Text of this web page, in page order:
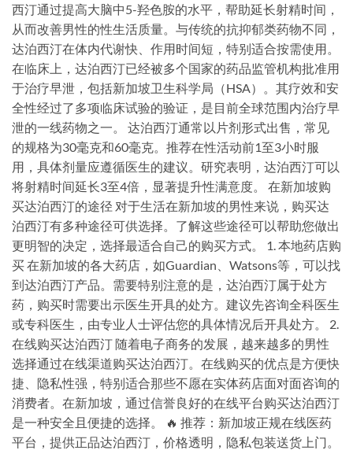
西汀通过提高大脑中5-羟色胺的水平，帮助延长射精时间，
从而改善男性的性生活质量。与传统的抗抑郁类药物不同，
达泊西汀在体内代谢快、作用时间短，特别适合按需使用。
在临床上，达泊西汀已经被多个国家的药品监管机构批准用
于治疗早泄，包括新加坡卫生科学局（HSA）。其疗效和安
全性经过了多项临床试验的验证，是目前全球范围内治疗早
泄的一线药物之一。 达泊西汀通常以片剂形式出售，常见
的规格为30毫克和60毫克。推荐在性活动前1至3小时服
用，具体剂量应遵循医生的建议。研究表明，达泊西汀可以
将射精时间延长3至4倍，显著提升性满意度。 在新加坡购
买达泊西汀的途径 对于生活在新加坡的男性来说，购买达
泊西汀有多种途径可供选择。了解这些途径可以帮助您做出
更明智的决定，选择最适合自己的购买方式。 1. 本地药店购
买 在新加坡的各大药店，如Guardian、Watsons等，可以找
到达泊西汀产品。需要特别注意的是，达泊西汀属于处方
药，购买时需要出示医生开具的处方。建议先咨询全科医生
或专科医生，由专业人士评估您的具体情况后开具处方。 2.
在线购买达泊西汀 随着电子商务的发展，越来越多的男性
选择通过在线渠道购买达泊西汀。在线购买的优点是方便快
捷、隐私性强，特别适合那些不愿在实体药店面对面咨询的
消费者。在新加坡，通过信誉良好的在线平台购买达泊西汀
是一种安全且便捷的选择。 🔥 推荐：新加坡正规在线医药
平台，提供正品达泊西汀，价格透明，隐私包装送货上门。